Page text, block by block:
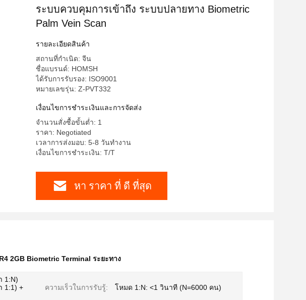
ระบบควบคุมการเข้าถึง ระบบปลายทาง Biometric
Palm Vein Scan
รายละเอียดสินค้า
สถานที่กำเนิด: จีน
ชื่อแบรนด์: HOMSH
ได้รับการรับรอง: ISO9001
หมายเลขรุ่น: Z-PVT332
เงื่อนไขการชําระเงินและการจัดส่ง
จำนวนสั่งซื้อขั้นต่ำ: 1
ราคา: Negotiated
เวลาการส่งมอบ: 5-8 วันทำงาน
เงื่อนไขการชำระเงิน: T/T
หา ราคา ที่ ดี ที่สุด
2GB Biometric Terminal ระยะทาง
1:N)
1:1) +
ความเร็วในการรับรู้: โหมด 1:N: <1 วินาที (N=6000 คน)